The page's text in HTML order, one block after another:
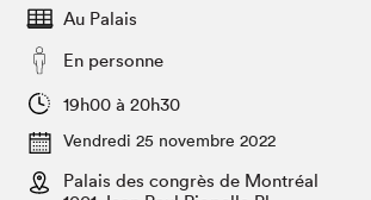
Espace médias
Espace exposant⋅e⋅s
Club de lecture Braindate
Nous connaître
Projets partenaires 2022
Archives
Au Palais
En personne
19h00 à 20h30
Vendredi 25 novembre 2022
Palais des congrès de Montréal